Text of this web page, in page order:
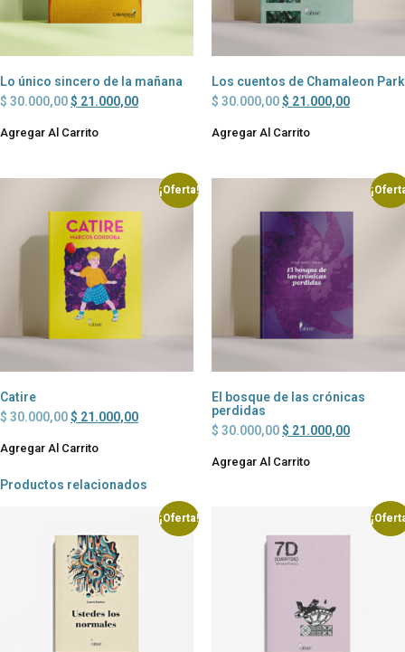
Lo único sincero de la mañana
$ 30.000,00$ 21.000,00
Agregar Al Carrito
Los cuentos de Chamaleon Park
$ 30.000,00$ 21.000,00
Agregar Al Carrito
¡Oferta!
Catire
$ 30.000,00$ 21.000,00
Agregar Al Carrito
El bosque de las crónicas
perdidas
$ 30.000,00$ 21.000,00
Agregar Al Carrito
Productos relacionados
¡Oferta!